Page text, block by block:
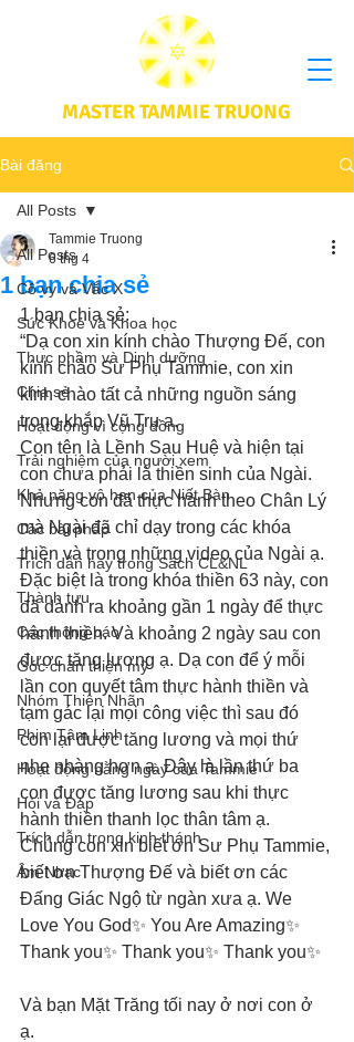
MASTER TAMMIE TRUONG
Bài đăng
All Posts
Cô vy và Vắc X
Sức Khoẻ và Khoa học
Thực phầm và Dinh dưỡng
Chia sẻ
Hoạt động vì cộng đồng
Trải nghiệm của người xem
Khả năng vô hạn của Niết Bàn
Các bài pháp
Trích dẫn hay trong Sách CL&NL
Thành tựu
Các thông báo
Góc chân thiện mỹ
Nhóm Thiên Nhãn
Phim Tâm Linh
Hoạt động hằng ngày của Tammie
Hỏi và Đáp
Trích dẫn trong kinh thánh
Âm Nhạc
All Posts
1 bạn chia sẻ
Tammie Truong
6 thg 4
1 bạn chia sẻ:
“Dạ con xin kính chào Thượng Đế, con
kính chào Sư Phụ Tammie, con xin
kính chào tất cả những nguồn sáng
trong khắp Vũ Trụ ạ.
Con tên là Lềnh Sau Huệ và hiện tại
con chưa phải là thiền sinh của Ngài.
Nhưng con đã thực hành theo Chân Lý
mà Ngài đã chỉ dạy trong các khóa
thiền và trong những video của Ngài ạ.
Đặc biệt là trong khóa thiền 63 này, con
đã dành ra khoảng gần 1 ngày để thực
hành thiền. Và khoảng 2 ngày sau con
được tăng lương ạ. Dạ con để ý mỗi
lần con quyết tâm thực hành thiền và
tạm gác lại mọi công việc thì sau đó
con lại được tăng lương và mọi thứ
nhẹ nhàng hơn ạ. Đây là lần thứ ba
con được tăng lương sau khi thực
hành thiền thanh lọc thân tâm ạ.
Chúng con xin biết ơn Sư Phụ Tammie,
biết ơn Thượng Đế và biết ơn các
Đấng Giác Ngộ từ ngàn xưa ạ. We
Love You God✨ You Are Amazing✨
Thank you✨ Thank you✨ Thank you✨
Và bạn Mặt Trăng tối nay ở nơi con ở
ạ.